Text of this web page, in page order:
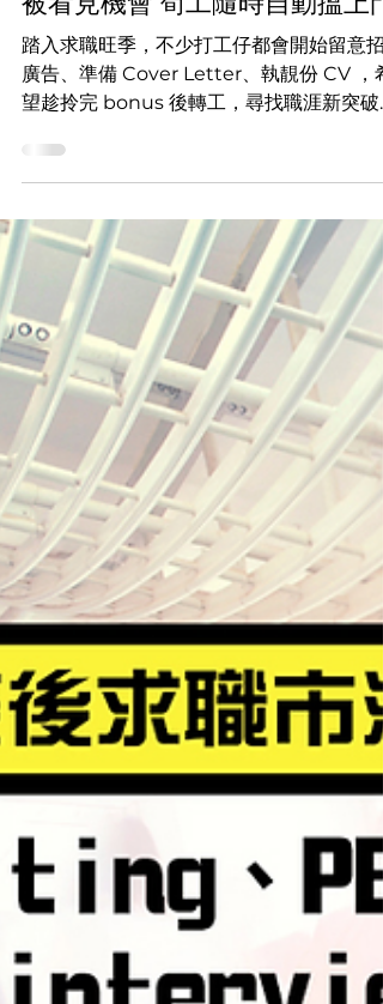
【求職貼士】三個簡單步驟增
被看見機會 筍工隨時自動搵上門
踏入求職旺季，不少打工仔都會開始留意招
但想把握機遇，除要主動出擊外，不妨多花
10分鐘，完成以下3個簡單步驟，自訂一份
容易「被看見」的 CV，讓筍工隨時搵上
門。...